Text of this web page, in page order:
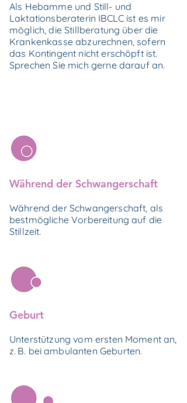
Als Hebamme und Still- und
Laktationsberaterin IBCLC ist es mir
möglich, die Stillberatung über die
Krankenkasse abzurechnen, sofern
das Kontingent nicht erschöpft ist.
Sprechen Sie mich gerne darauf an.
Während der Schwangerschaft
Während der Schwangerschaft, als
bestmögliche Vorbereitung auf die
Stillzeit.
Geburt
Unterstützung vom ersten Moment an,
z. B. bei ambulanten Geburten.